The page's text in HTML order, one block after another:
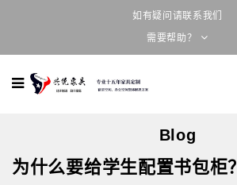
如有疑问请联系我们
需要帮助？
Blog
为什么要给学生配置书包柜？